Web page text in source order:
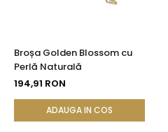
Broșa Golden Blossom cu
Perlă Naturală
194,91 RON
ADAUGA IN COS